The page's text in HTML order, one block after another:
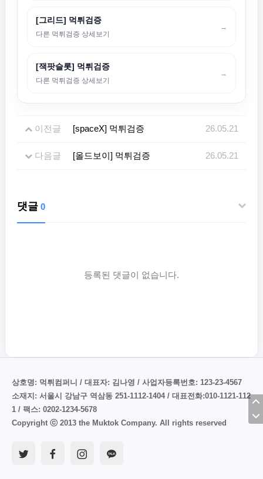
[그리드] 먹튀검증
다른 먹튀검증 상세보기
→
[잭팟슬롯] 먹튀검증
다른 먹튀검증 상세보기
→
이전글 [spaceX] 먹튀검증 26.05.21
다음글 [올드보이] 먹튀검증 26.05.21
댓글 0
등록된 댓글이 없습니다.
상호명: 먹튀컴퍼니 / 대표자: 김나영 / 사업자등록번호: 123-23-4567
소재지: 서울시 강남구 역삼동 251-1112-1404 / 대표전화:010-1121-112
1 / 팩스: 0202-1234-5678
Copyright ⓒ 2013 the Muktok Company. All rights reserved